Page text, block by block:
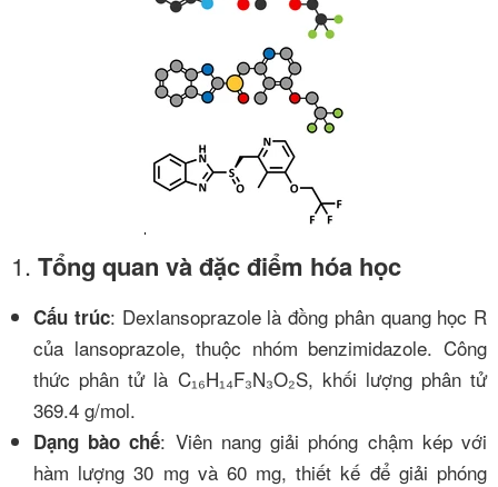
1. Tổng quan và đặc điểm hóa học
Cấu trúc: Dexlansoprazole là đồng phân quang học R
của lansoprazole, thuộc nhóm benzimidazole. Công
thức phân tử là C₁₆H₁₄F₃N₃O₂S, khối lượng phân tử
369.4 g/mol.
Dạng bào chế: Viên nang giải phóng chậm kép với
hàm lượng 30 mg và 60 mg, thiết kế để giải phóng